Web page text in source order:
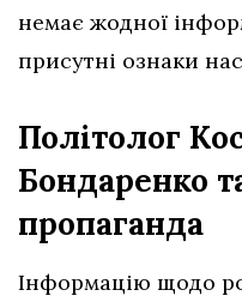
немає жодної
присутні ознаки
Політолог
Бондаренко
пропаганда
Інформацію щодо